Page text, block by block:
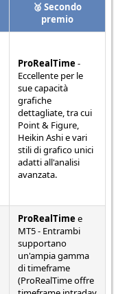
🥈 Secondo
premio
ProRealTime-
Eccellente per le
sue capacità
grafiche
dettagliate, tra cui
Point & Figure,
Heikin Ashi e vari
stili di grafico unici
adatti all'analisi
avanzata.
ProRealTime e
MT5 - Entrambi
supportano
un'ampia gamma
di timeframe
(ProRealTime offre